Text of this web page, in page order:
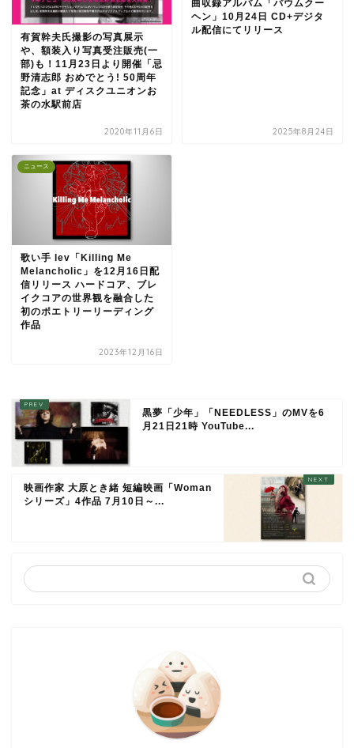
有賀幹夫氏撮影の写真展示
や、額装入り写真受注販売(一
部)も！11月23日より開催「忌
野清志郎 おめでとう! 50周年
記念」at ディスクユニオンお
茶の水駅前店
2020年11月6日
曲収録アルバム「バウムクー
ヘン」10月24日 CD+デジタ
ル配信にてリリース
2025年8月24日
ニュース
歌い手 lev「Killing Me
Melancholic」を12月16日配
信リリース ハードコア、ブレ
イクコアの世界観を融合した
初のポエトリーリーディング
作品
2023年12月16日
黒夢「少年」「NEEDLESS」のMVを6
月21日21時 YouTube...
映画作家 大原とき緒 短編映画「Woman
シリーズ」4作品 7月10日～...